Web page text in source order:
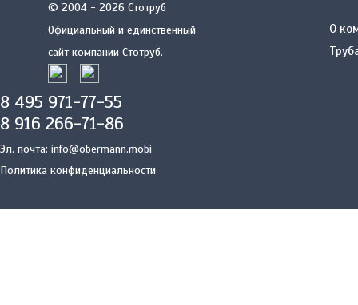
© 2004 - 2026 Стотруб
Официальный и единственный
сайт компании Стотруб.
О
8 495 971-77-55
8 916 266-71-86
Эл. почта: info@obermann.mobi
Политика конфиденциальности